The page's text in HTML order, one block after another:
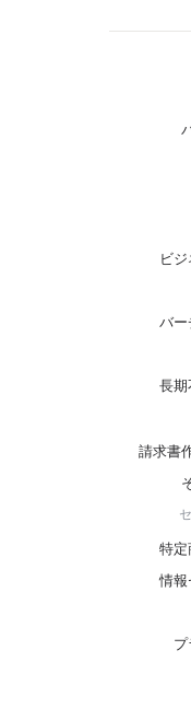
ビ
バー
長期
請求書
特定
情報